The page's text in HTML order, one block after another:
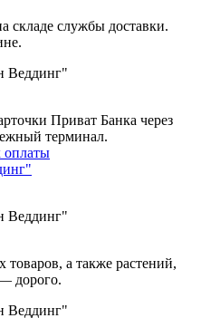
складе службы доставки.
Приват Банка через
терминал.
оплаты
товаров, а также растений,
дорого.